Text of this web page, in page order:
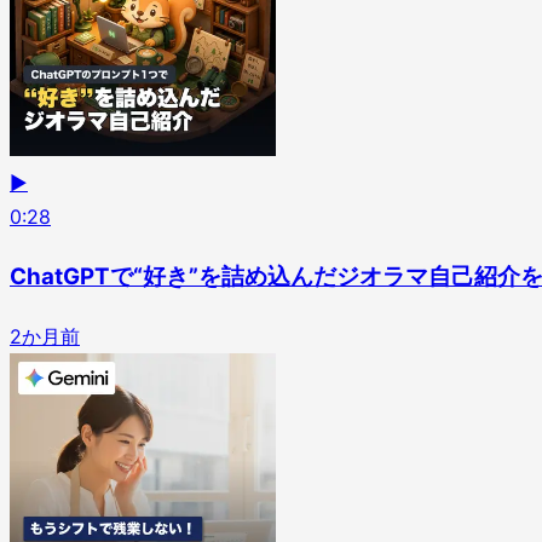
▶
0:28
ChatGPTで“好き”を詰め込んだジオラマ自己紹介
2か月前